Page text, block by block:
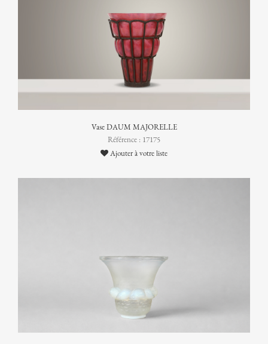
Vase DAUM MAJORELLE
Référence : 17175
Ajouter à votre liste